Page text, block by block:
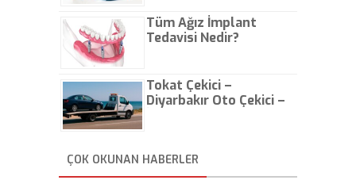
Tüm Ağız İmplant
Tedavisi Nedir?
Tokat Çekici –
Diyarbakır Oto Çekici –
ÇOK OKUNAN HABERLER